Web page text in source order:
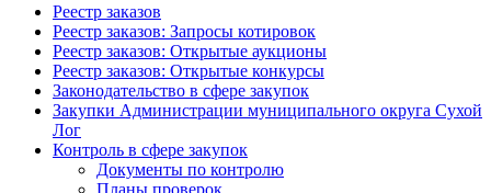
Реестр заказов
Реестр заказов: Запросы котировок
Реестр заказов: Открытые аукционы
Реестр заказов: Открытые конкурсы
Законодательство в сфере закупок
Закупки Администрации муниципального округа Сухой
Лог
Контроль в сфере закупок
Документы по контролю
Планы проверок